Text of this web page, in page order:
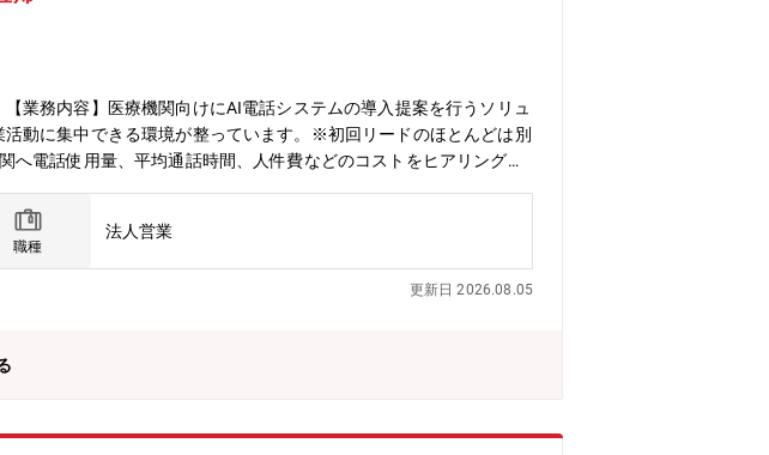
業務内容】医療機関向けにAI電話システムの導入提案を行うソリュ
動に集中できる環境が整っています。※初回リードのほとんどは別
電話使用量、平均通話時間、人件費などのコストをヒアリングし
ります。【組織構成】営業のポジションのメンバー数は30名程度
、ゼネラルマネージャーなどがいます。【働き方】フルリモートワ
療機関へ直行直帰で業務を行っていただきます。エリアに関しても
宿泊を伴う出張もございます。※公共交通機関だけでなくタイムズ
を構築できる事業モデルで、新規サービスも続々開発されていま
職種
法人営業
更新日 2026.08.05